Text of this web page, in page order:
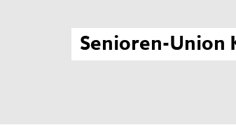
Senioren-Union